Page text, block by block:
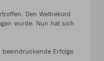
Den Weltrekord
wurde. Nun hat sich
beeindruckende Erfolge